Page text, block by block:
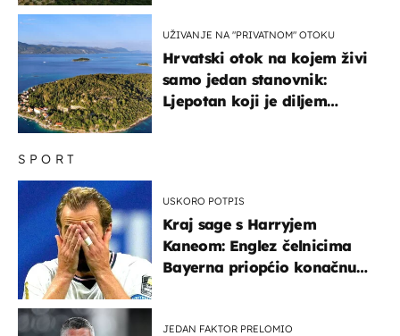
SPORT
USKORO POTPIS
Kraj sage s Harryjem
Kaneom: Englez čelnicima
Bayerna priopćio konačnu
JEDAN FAKTOR PRELOMIO
UŽIVANJE NA "PRIVATNOM" OTOKU
Hrvatski otok na kojem živi
samo jedan stanovnik:
Ljepotan koji je diljem